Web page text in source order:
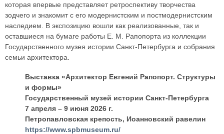
которая впервые представляет ретроспективу творчества
зодчего и знакомит с его модернистским и постмодернистским
наследием. В экспозицию вошли как реализованные, так и
оставшиеся на бумаге работы Е. М. Рапопорта из коллекции
Государственного музея истории Санкт-Петербурга и собрания
семьи архитектора.
Выставка «Архитектор Евгений Рапопорт. Структуры
и формы»
Государственный музей истории Санкт-Петербурга
7 апреля – 9 июня 2026 г.
Петропавловская крепость, Иоанновский равелин
https://www.spbmuseum.ru/